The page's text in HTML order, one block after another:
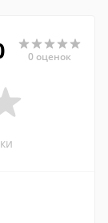
0 оценок